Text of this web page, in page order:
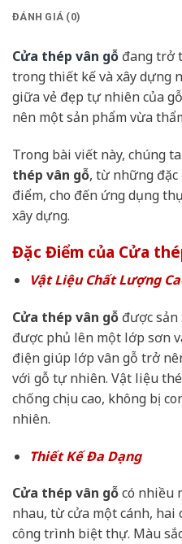
ĐÁNH GIÁ (0)
Cửa thép vân gỗ đang trở
trong thiết kế và xây dựng
giữa vẻ đẹp tự nhiên của
nên một sản phẩm vừa
Trong bài viết này, chúng
thép vân gỗ, từ những
điểm, cho đến ứng dụng
xây dựng.
Đặc Điểm của Cửa
Vật Liệu Chất Lượng
Cửa thép vân gỗ được sản
được phủ lên một lớp sơn
điện giúp lớp vân gỗ trở
với gỗ tự nhiên. Vật liệu
chống chịu cao, không bị
nhiên.
Thiết Kế Đa Dạng
Cửa thép vân gỗcó nhiều
nhau, từ cửa một cánh, hai
công trình biệt thự. Màu